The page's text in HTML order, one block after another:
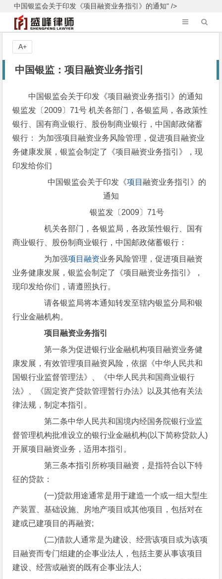
中国银监会关于印发《项目融资业务指引》的通知" />
中国银监：项目融资业务指引
中国银监会关于印发《项目融资业务指引》的通知
银监发〔2009〕71号 机关各部门，各银监局，各政策性
银行、国有商业银行、股份制商业银行，中国邮政储蓄
银行： 为加强项目融资业务风险管理，促进项目融资业
务健康发展，银监会制定了《项目融资业务指引》，现
印发给你们
中国银监会关于印发《项目 融资业务指引》的
通知
银监发〔2009〕71号
机关各部门，各银监局，各政策性银行、国有
商业银行、股份制商业银行，中国邮政储蓄银行：
为加强项目融资业务风险管理，促进项目融资
业务健康发展，银监会制定了《项目融资业务指引》，
现印发给你们，请遵照执行。
请各银监局将本通知转发至辖内银监分局和银
行业金融机构。
项目融资业务指引
第一条为促进银行业金融机构项目融资业务健
康发展，有效管理项目融资风险，依据《中华人民共和
国银行业监督管理法》、《中华人民共和国商业银行
法》、《固定资产贷款管理暂行办法》以及其他有关法
律法规，制定本指引。
第二条中华人民共和国境内经国务院银行业监
督管理机构批准设立的银行业金融机构(以下简称贷款人)
开展项目融资业务，适用本指引。
第三条本指引所称项目融资，是指符合以下特
征的贷款：
(一)贷款用途通常是用于建造一个或一组大型生
产装置、基础设施、房地产项目或其他项目，包括对在
建或已建项目的再融资;
(二)借款人通常是为建设、经营该项目或为该项
目融资而专门组建的企事业法人，包括主要从事该项目
建设、经营或融资的既有企事业法人;
A+